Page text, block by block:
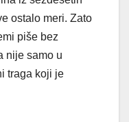
ostalo meri. Zato
piše bez
nije samo u
traga koji je